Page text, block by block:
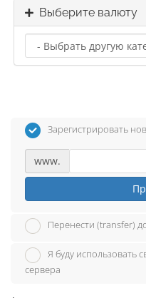
Выберите валюту
Зарегистрировать
www.
Перенести (transfer)
Я буду использовать
сервера